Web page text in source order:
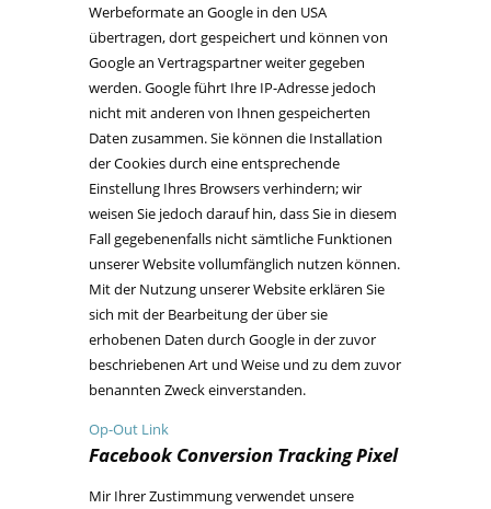
Werbeformate an Google in den USA
übertragen, dort gespeichert und können von
Google an Vertragspartner weiter gegeben
werden. Google führt Ihre IP-Adresse jedoch
nicht mit anderen von Ihnen gespeicherten
Daten zusammen. Sie können die Installation
der Cookies durch eine entsprechende
Einstellung Ihres Browsers verhindern; wir
weisen Sie jedoch darauf hin, dass Sie in diesem
Fall gegebenenfalls nicht sämtliche Funktionen
unserer Website vollumfänglich nutzen können.
Mit der Nutzung unserer Website erklären Sie
sich mit der Bearbeitung der über sie
erhobenen Daten durch Google in der zuvor
beschriebenen Art und Weise und zu dem zuvor
benannten Zweck einverstanden.
Op-Out Link
Facebook Conversion Tracking Pixel
Mir Ihrer Zustimmung verwendet unsere